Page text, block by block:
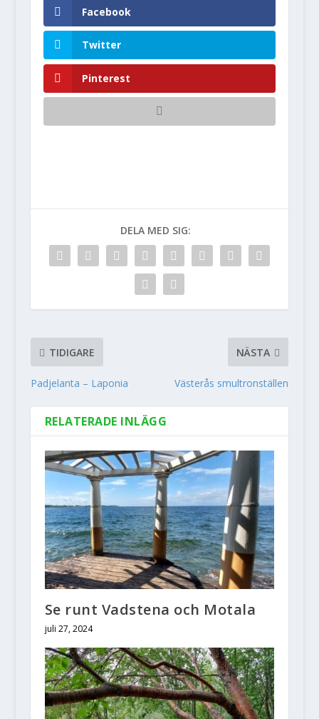
Facebook
Twitter
Pinterest
DELA MED SIG:
TIDIGARE
Padjelanta – Laponia
NÄSTA
Västerås smultronställen
RELATERADE INLÄGG
Se runt Vadstena och Motala
juli 27, 2024